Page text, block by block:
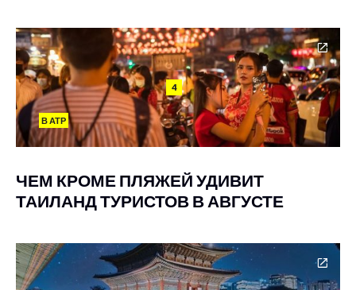
4
В АТР
ЧЕМ КРОМЕ ПЛЯЖЕЙ УДИВИТ
ТАИЛАНД ТУРИСТОВ В АВГУСТЕ